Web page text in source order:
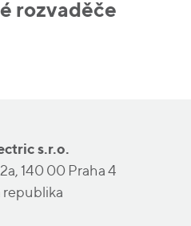
rozvaděče
s.r.o.
140 00 Praha 4
republika